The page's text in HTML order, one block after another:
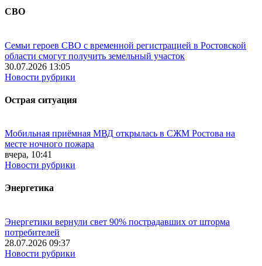
СВО
Семьи героев СВО с временной регистрацией в Ростовской
области смогут получить земельный участок
30.07.2026 13:05
Новости рубрики
Острая ситуация
Мобильная приёмная МВД открылась в СЖМ Ростова на
месте ночного пожара
вчера, 10:41
Новости рубрики
Энергетика
Энергетики вернули свет 90% пострадавших от шторма
потребителей
28.07.2026 09:37
Новости рубрики